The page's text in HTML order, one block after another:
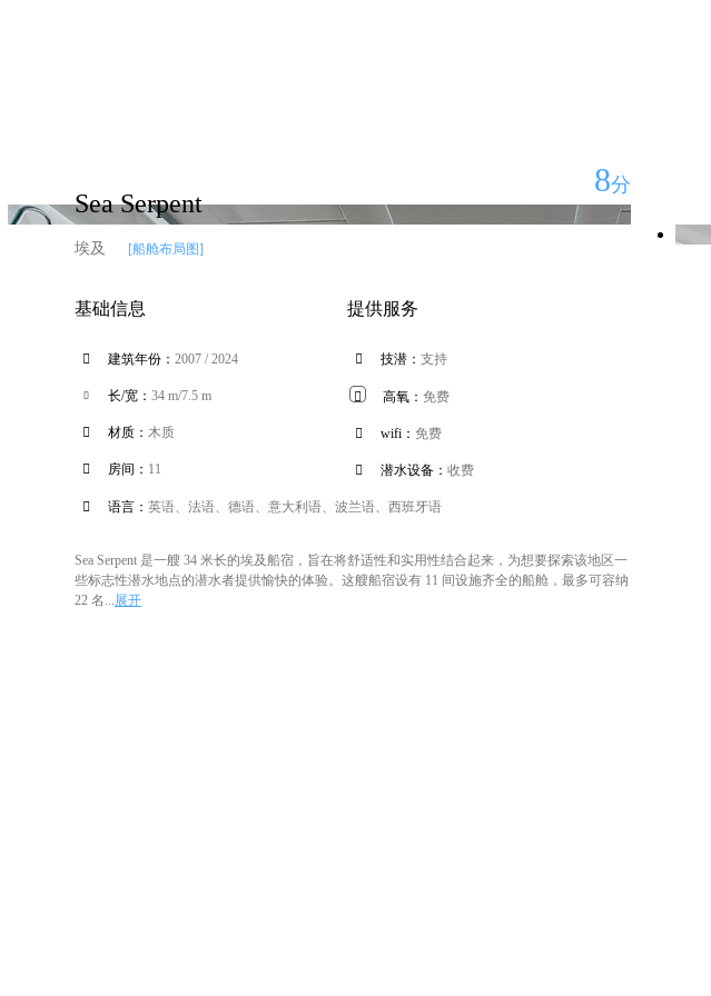
Sea Serpent
埃及 [船舱布局图]
8分
基础信息
 建筑年份： 2007 / 2024
 长/宽： 34 m/7.5 m
 材质： 木质
 房间： 11
提供服务
 技潜： 支持
 高氧： 免费
 wifi： 免费
 潜水设备： 收费
 语言： 英语、法语、德语、意大利语、波兰语、西班牙语
Sea Serpent 是一艘 34 米长的埃及船宿，旨在将舒适性和实用性结合起来，为想要探索该地区一
些标志性潜水地点的潜水者提供愉快的体验。这艘船宿设有 11 间设施齐全的船舱，最多可容纳
22 名...展开